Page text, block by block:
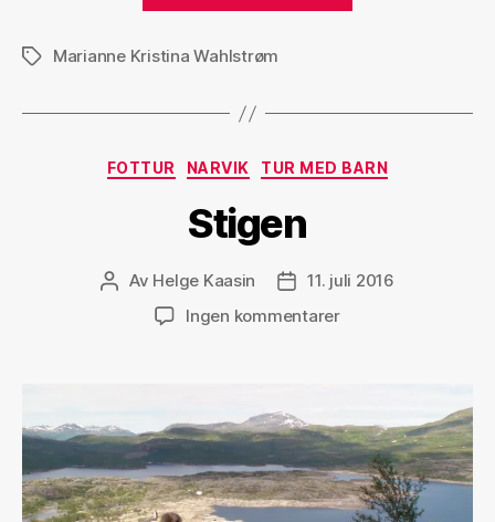
StikkordMarianne Kristina Wahlstrøm
Kategorier
FOTTUR NARVIK TUR MED BARN
Stigen
Innleggsforfatter
Av Helge Kaasin Publiseringsdato
11. juli 2016
Ingen kommentarertil